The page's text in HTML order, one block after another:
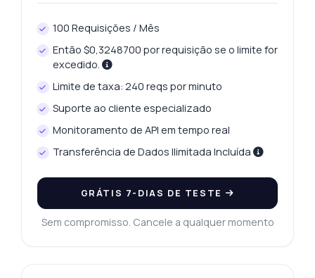
100 Requisições / Mês
Então $0,3248700 por requisição se o limite for
excedido.
Limite de taxa: 240 reqs por minuto
Suporte ao cliente especializado
Monitoramento de API em tempo real
Transferência de Dados Ilimitada Incluída
GRÁTIS 7-DIAS DE TESTE
Sem compromisso. Cancele a qualquer momento